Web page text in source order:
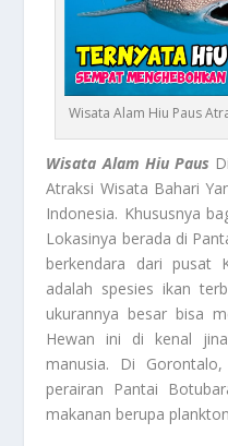
Wisata Alam Hiu Paus
Wisata Alam Hiu Paus
Atraksi Wisata Bahari
Indonesia. Khususnya
Lokasinya berada di
berkendara dari pusat
adalah spesies ikan
ukurannya besar bisa
Hewan ini di kenal
manusia. Di
perairan Pantai
makanan berupa